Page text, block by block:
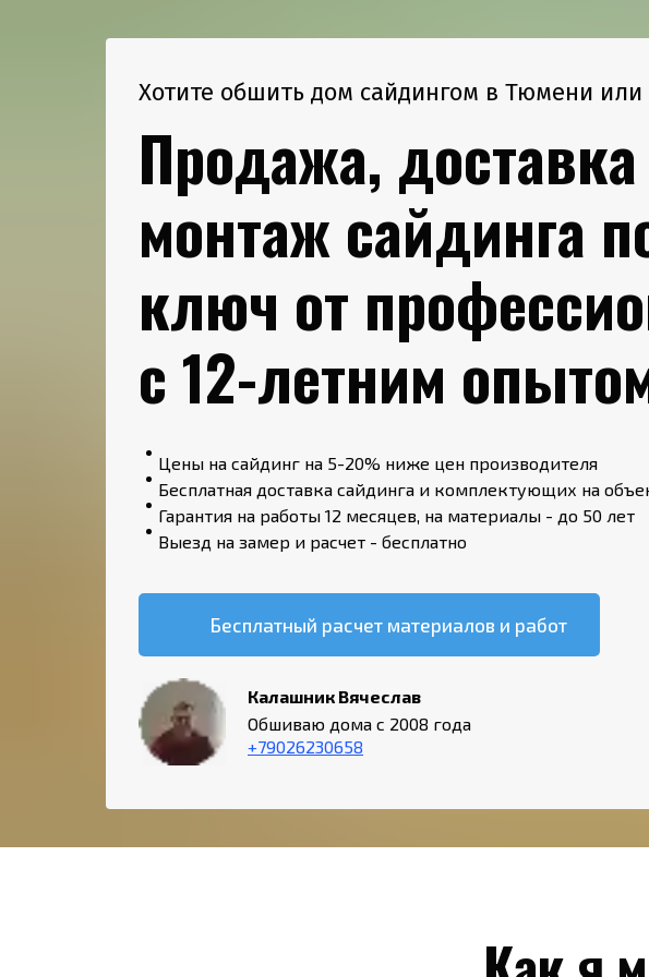
Хотите обшить дом сайдингом в Тюмени или
Продажа,
монтаж сайдинга
ключ от
с 12-летним
Цены на сайдинг на 5-20% ниже цен производителя
Бесплатная доставка сайдинга и комплектующих на
Гарантия на работы 12 месяцев, на материалы - до 50 лет
Выезд на замер и расчет - бесплатно
Бесплатный расчет материалов и работ
Калашник Вячеслав
Обшиваю дома с 2008 года
+79026230658